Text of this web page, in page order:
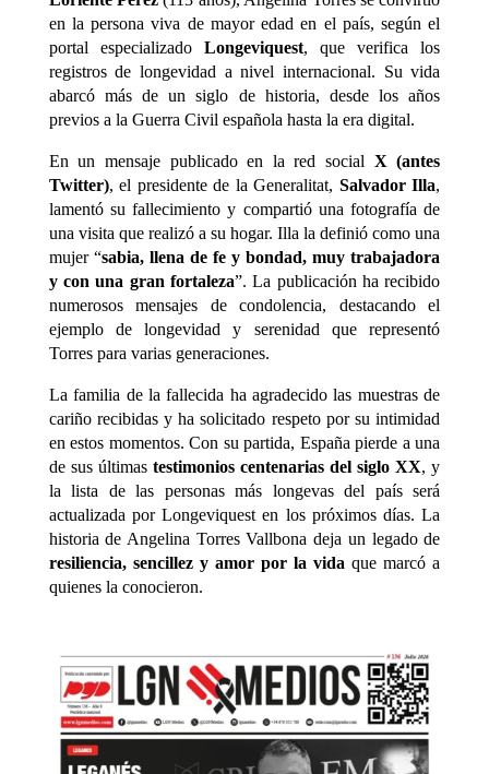
en la persona viva de mayor edad en el país, según el
portal especializado Longeviquest, que verifica los
registros de longevidad a nivel internacional. Su vida
abarcó más de un siglo de historia, desde los años
previos a la Guerra Civil española hasta la era digital.
En un mensaje publicado en la red social X (antes
Twitter), el presidente de la Generalitat, Salvador Illa,
lamentó su fallecimiento y compartió una fotografía de
una visita que realizó a su hogar. Illa la definió como una
mujer “sabia, llena de fe y bondad, muy trabajadora
y con una gran fortaleza”. La publicación ha recibido
numerosos mensajes de condolencia, destacando el
ejemplo de longevidad y serenidad que representó
Torres para varias generaciones.
La familia de la fallecida ha agradecido las muestras de
cariño recibidas y ha solicitado respeto por su intimidad
en estos momentos. Con su partida, España pierde a una
de sus últimas testimonios centenarias del siglo XX, y
la lista de las personas más longevas del país será
actualizada por Longeviquest en los próximos días. La
historia de Angelina Torres Vallbona deja un legado de
resiliencia, sencillez y amor por la vida que marcó a
quienes la conocieron.